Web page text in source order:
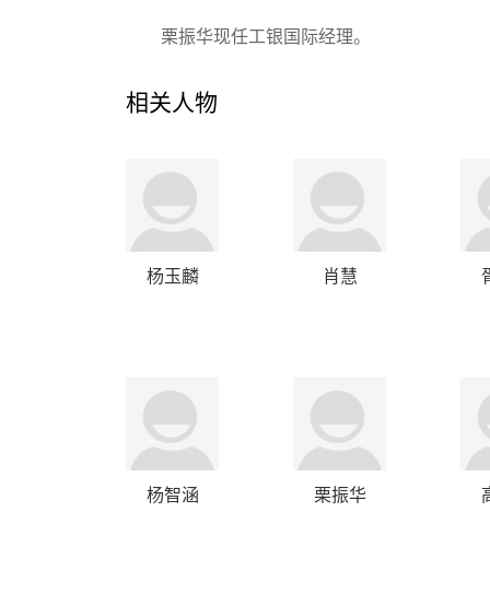
栗振华现任工银国际经理。
相关人物
杨玉麟 肖慧
杨智涵 栗振华